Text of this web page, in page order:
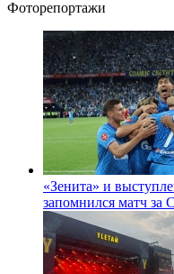
Фоторепортажи
«Зенита» и
запомнился матч за